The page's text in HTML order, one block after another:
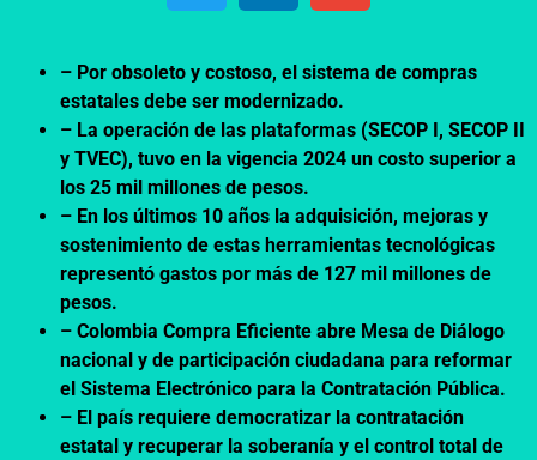
– Por obsoleto y costoso, el sistema de compras
estatales debe ser modernizado.
– La operación de las plataformas (SECOP I, SECOP II
y TVEC), tuvo en la vigencia 2024 un costo superior a
los 25 mil millones de pesos.
– En los últimos 10 años la adquisición, mejoras y
sostenimiento de estas herramientas tecnológicas
representó gastos por más de 127 mil millones de
pesos.
– Colombia Compra Eficiente abre Mesa de Diálogo
nacional y de participación ciudadana para reformar
el Sistema Electrónico para la Contratación Pública.
– El país requiere democratizar la contratación
estatal y recuperar la soberanía y el control total de